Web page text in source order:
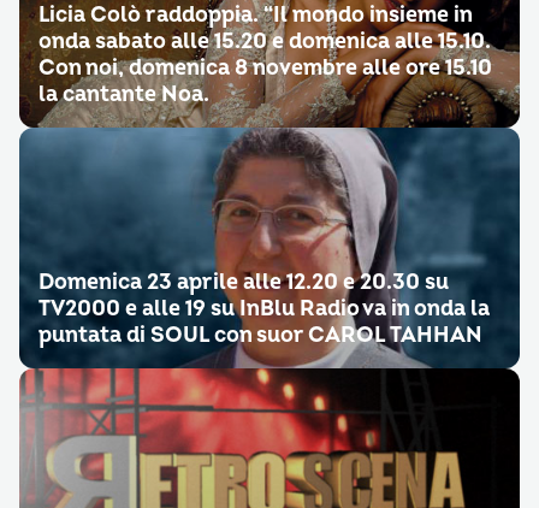
Licia Colò raddoppia. “Il mondo insieme in
onda sabato alle 15.20 e domenica alle 15.10.
Con noi, domenica 8 novembre alle ore 15.10
la cantante Noa.
Domenica 23 aprile alle 12.20 e 20.30 su
TV2000 e alle 19 su InBlu Radio va in onda la
puntata di SOUL con suor CAROL TAHHAN